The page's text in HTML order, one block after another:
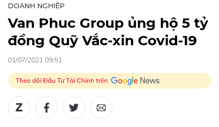
DOANH NGHIỆP
Van Phuc Group ủng hộ 5 tỷ
đồng Quỹ Vắc-xin Covid-19
01/07/2021 09:51
Theo dõi Đầu Tư Tài Chính trên